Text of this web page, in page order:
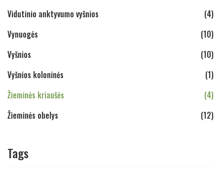
Vidutinio anktyvumo vyšnios
(4)
Vynuogės
(10)
Vyšnios
(10)
Vyšnios koloninės
(1)
Žieminės kriaušės
(4)
Žieminės obelys
(12)
Tags